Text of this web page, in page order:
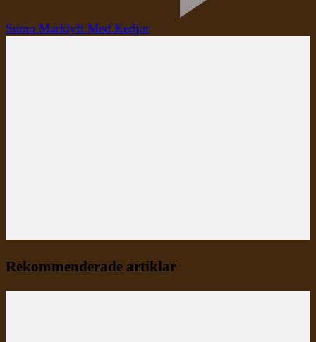
Sumo Marklyft Med Kedjor
Rekommenderade artiklar